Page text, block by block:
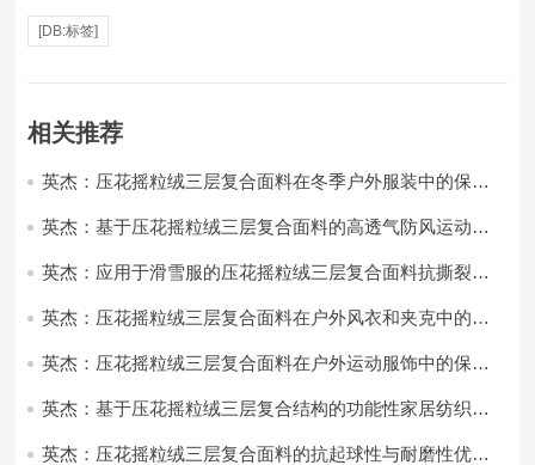
[DB:标签]
相关推荐
英杰：压花摇粒绒三层复合面料在冬季户外服装中的保暖
英杰：基于压花摇粒绒三层复合面料的高透气防风运动服
英杰：应用于滑雪服的压花摇粒绒三层复合面料抗撕裂与
英杰：压花摇粒绒三层复合面料在户外风衣和夹克中的应
英杰：压花摇粒绒三层复合面料在户外运动服饰中的保暖
英杰：基于压花摇粒绒三层复合结构的功能性家居纺织品
英杰：压花摇粒绒三层复合面料的抗起球性与耐磨性优化